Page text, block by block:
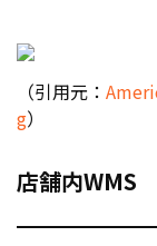
（引用元：
g）
店舗内WMS